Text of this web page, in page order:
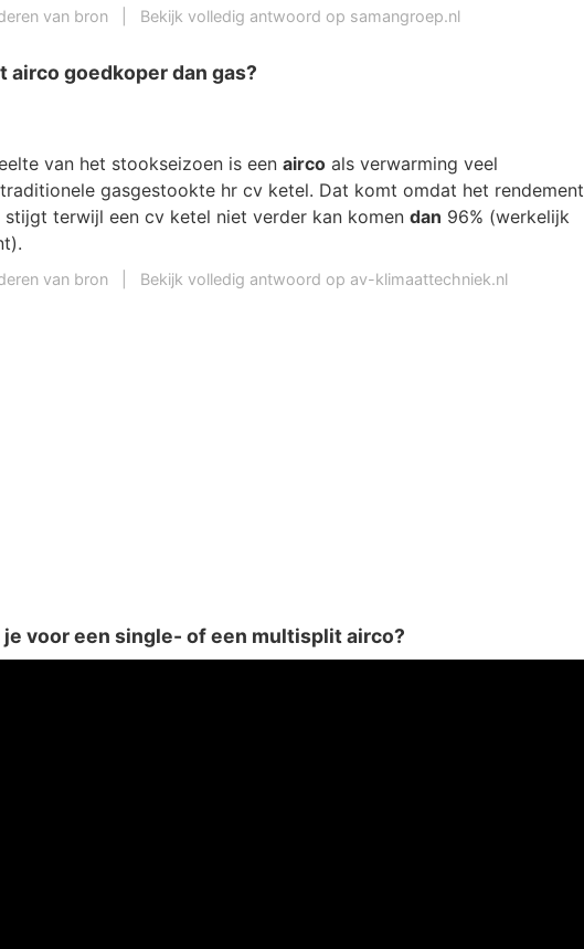
van bron Bekijk volledig antwoord op samangroep.nl
airco goedkoper dan gas?
van het stookseizoen is een airco als verwarming veel
gasgestookte hr cv ketel. Dat komt omdat het rendement
terwijl een cv ketel niet verder kan komen dan 96% (werkelijk
van bron Bekijk volledig antwoord op av-klimaattechniek.nl
je voor een single- of een multisplit airco?